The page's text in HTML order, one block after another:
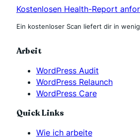
Kostenlosen Health-Report
Ein kostenloser Scan liefert dir in
Arbeit
WordPress Audit
WordPress Relaunch
WordPress Care
Quick Links
Wie ich arbeite